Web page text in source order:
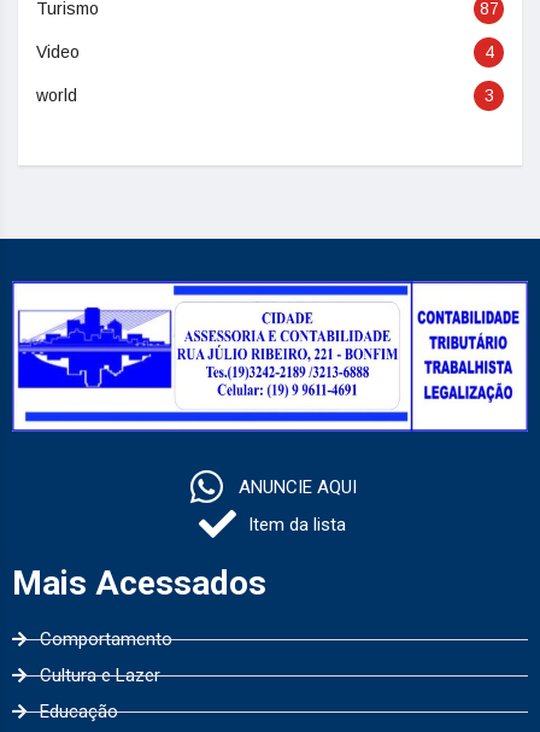
Turismo 87
Video 4
world 3
ANUNCIE AQUI
Item da lista
Mais Acessados
Comportamento
Cultura e Lazer
Educação